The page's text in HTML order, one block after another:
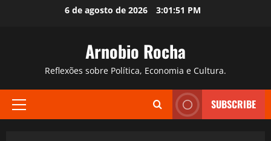
6 de agosto de 2026 3:01:52 PM
Arnobio Rocha
Reflexões sobre Política, Economia e Cultura.
Primary
SUBSCRIBE